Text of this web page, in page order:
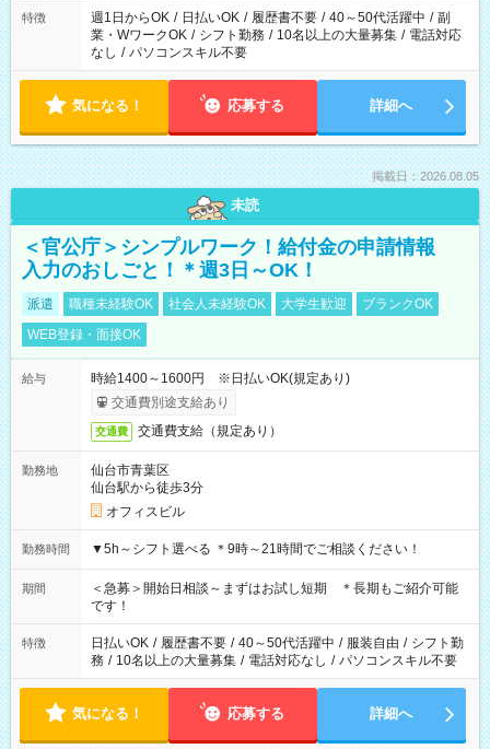
特徴 週1日からOK / 日払いOK / 履歴書不要 / 40～50代活躍中 / 副
業・WワークOK / シフト勤務 / 10名以上の大量募集 / 電話対応
なし / パソコンスキル不要
気になる！ 応募する 詳細へ
掲載日：2026.08.05
未読
＜官公庁＞シンプルワーク！給付金の申請情報
入力のおしごと！＊週3日～OK！
派遣 職種未経験OK 社会人未経験OK 大学生歓迎
ブランクOK
WEB登録・面接OK
給与
時給1400～1600円 ※日払いOK(規定あり)
交通費別途支給あり
交通費 交通費支給（規定あり）
勤務地
仙台市青葉区
仙台駅から徒歩3分
オフィスビル
勤務時間 ▼5h～シフト選べる ＊9時～21時間でご相談ください！
期間
＜急募＞開始日相談～まずはお試し短期 ＊長期もご紹介可能
です！
特徴 日払いOK / 履歴書不要 / 40～50代活躍中 / 服装自由 / シフト勤
務 / 10名以上の大量募集 / 電話対応なし / パソコンスキル不要
気になる！ 応募する 詳細へ